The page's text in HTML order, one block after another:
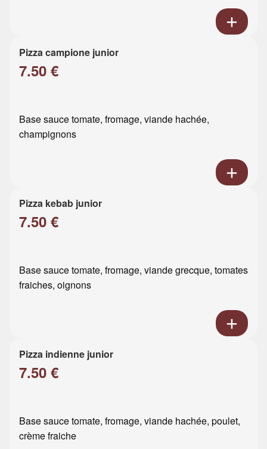
Pizza campione junior
7.50 €
Base sauce tomate, fromage, viande hachée,
champignons
Pizza kebab junior
7.50 €
Base sauce tomate, fromage, viande grecque, tomates
fraiches, oignons
Pizza indienne junior
7.50 €
Base sauce tomate, fromage, viande hachée, poulet,
crème fraiche